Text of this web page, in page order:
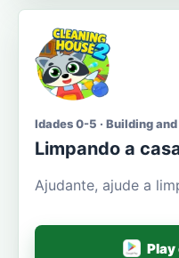
Idades 0-5 · Building
Limpando a
Ajudante, ajude a
Play